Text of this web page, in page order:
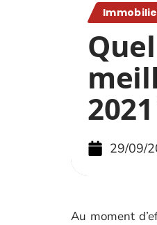
2021
29/09/
Au moment